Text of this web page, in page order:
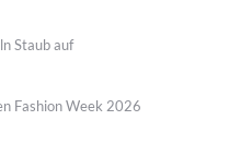
Staub auf
Fashion Week 2026